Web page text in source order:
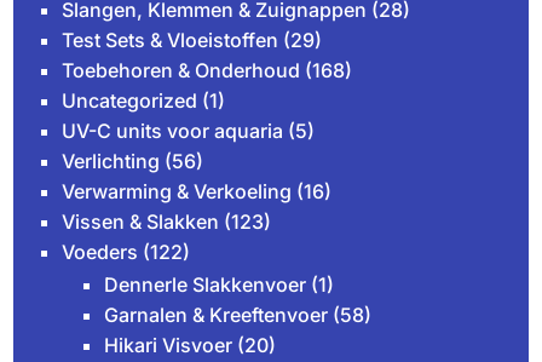
Slangen, Klemmen & Zuignappen (28)
Test Sets & Vloeistoffen (29)
Toebehoren & Onderhoud (168)
Uncategorized (1)
UV-C units voor aquaria (5)
Verlichting (56)
Verwarming & Verkoeling (16)
Vissen & Slakken (123)
Voeders (122)
Dennerle Slakkenvoer (1)
Garnalen & Kreeftenvoer (58)
Hikari Visvoer (20)